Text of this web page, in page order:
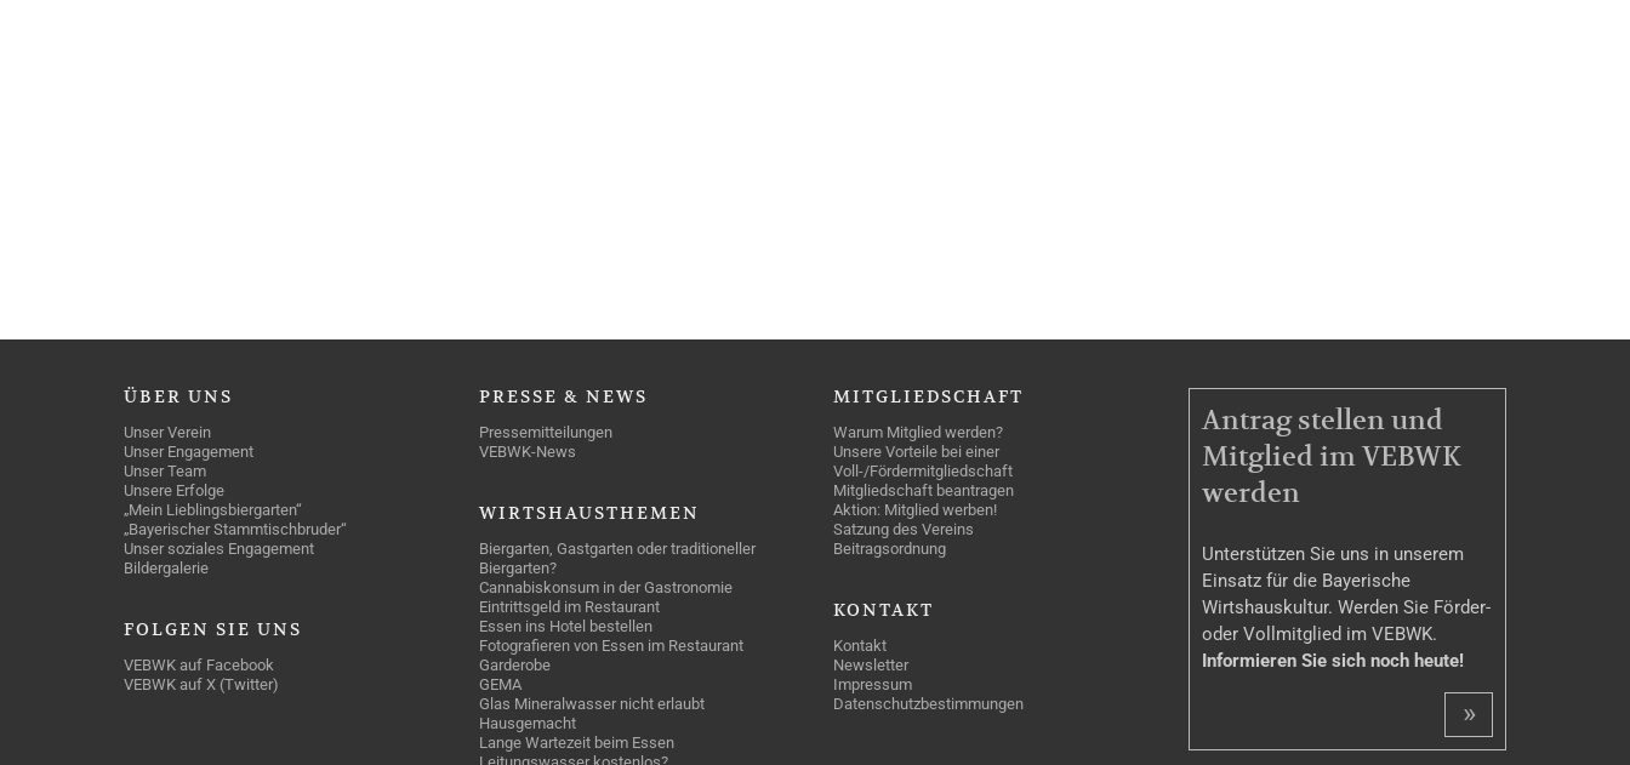
ÜBER UNS
Unser Verein
Unser Engagement
Unser Team
Unsere Erfolge
„Mein Lieblingsbiergarten“
„Bayerischer Stammtischbruder“
Unser soziales Engagement
Bildergalerie
FOLGEN SIE UNS
VEBWK auf Facebook
VEBWK auf X (Twitter)
PRESSE & NEWS
Pressemitteilungen
VEBWK-News
WIRTSHAUSTHEMEN
Biergarten, Gastgarten oder traditioneller
Biergarten?
Cannabiskonsum in der Gastronomie
Eintrittsgeld im Restaurant
Essen ins Hotel bestellen
Fotografieren von Essen im Restaurant
Garderobe
GEMA
Glas Mineralwasser nicht erlaubt
Hausgemacht
Lange Wartezeit beim Essen
MITGLIEDSCHAFT
Warum Mitglied werden?
Unsere Vorteile bei einer
Voll-/Fördermitgliedschaft
Mitgliedschaft beantragen
Aktion: Mitglied werben!
Satzung des Vereins
Beitragsordnung
KONTAKT
Kontakt
Newsletter
Impressum
Datenschutzbestimmungen
MITGLIEDSCHAFT
Antrag stellen und
Mitglied im VEBWK
werden
Unterstützen Sie uns in unserem
Einsatz für die Bayerische
Wirtshauskultur. Werden Sie Förder-
oder Vollmitglied im VEBWK.
Informieren Sie sich noch heute!
»